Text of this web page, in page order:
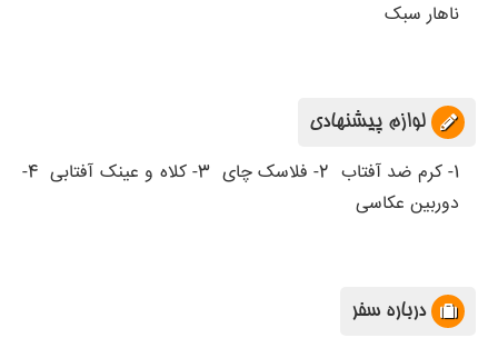
ناهار سبک
لوازم پیشنهادی
1- کرم ضد آفتاب 2- فلاسک چای 3- کلاه و عینک آفتابی
4-
دوربین عکاسی
درباره سفر